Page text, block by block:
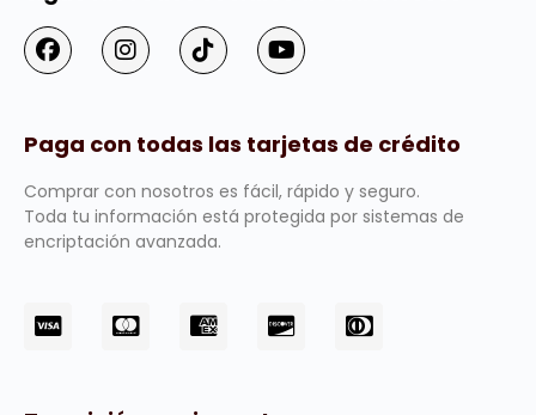
Paga con todas las tarjetas de crédito
Comprar con nosotros es fácil, rápido y seguro.
Toda tu información está protegida por sistemas de
encriptación avanzada.